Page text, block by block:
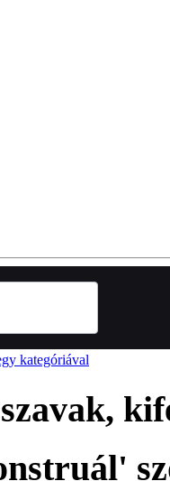
kategóriával